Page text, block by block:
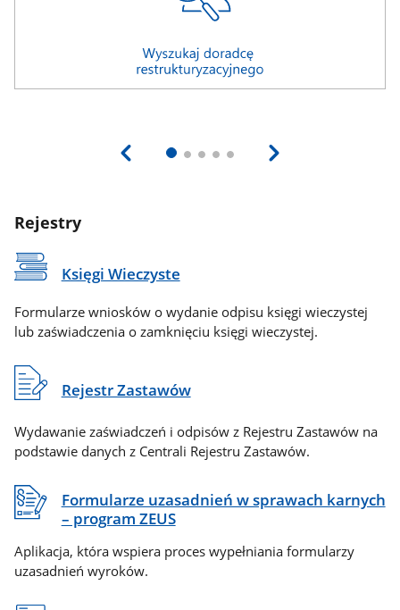
Rejestry
Księgi Wieczyste
Formularze wniosków o wydanie odpisu księgi wieczystej
lub zaświadczenia o zamknięciu księgi wieczystej.
Rejestr Zastawów
Wydawanie zaświadczeń i odpisów z Rejestru Zastawów na
podstawie danych z Centrali Rejestru Zastawów.
Formularze uzasadnień w sprawach karnych
– program ZEUS
Aplikacja, która wspiera proces wypełniania formularzy
uzasadnień wyroków.